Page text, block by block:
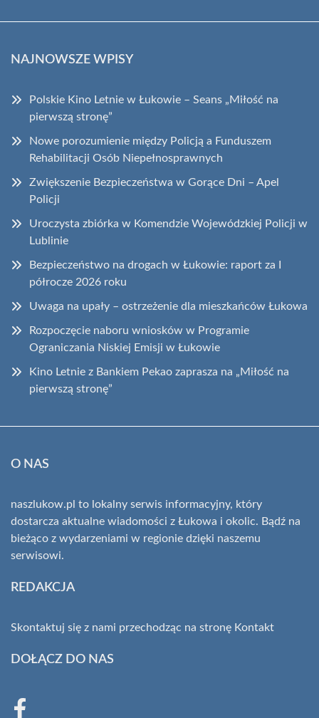
NAJNOWSZE WPISY
Polskie Kino Letnie w Łukowie – Seans „Miłość na
pierwszą stronę”
Nowe porozumienie między Policją a Funduszem
Rehabilitacji Osób Niepełnosprawnych
Zwiększenie Bezpieczeństwa w Gorące Dni – Apel
Policji
Uroczysta zbiórka w Komendzie Wojewódzkiej Policji w
Lublinie
Bezpieczeństwo na drogach w Łukowie: raport za I
półrocze 2026 roku
Uwaga na upały – ostrzeżenie dla mieszkańców Łukowa
Rozpoczęcie naboru wniosków w Programie
Ograniczania Niskiej Emisji w Łukowie
Kino Letnie z Bankiem Pekao zaprasza na „Miłość na
pierwszą stronę”
O NAS
naszlukow.pl to lokalny serwis informacyjny, który
dostarcza aktualne wiadomości z Łukowa i okolic. Bądź na
bieżąco z wydarzeniami w regionie dzięki naszemu
serwisowi.
REDAKCJA
Skontaktuj się z nami przechodząc na stronę Kontakt
DOŁĄCZ DO NAS